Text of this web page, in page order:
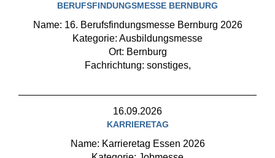
BERUFSFINDUNGSMESSE BERNBURG
Name: 16. Berufsfindungsmesse Bernburg 2026
Kategorie: Ausbildungsmesse
Ort: Bernburg
Fachrichtung: sonstiges,
16.09.2026
KARRIERETAG
Name: Karrieretag Essen 2026